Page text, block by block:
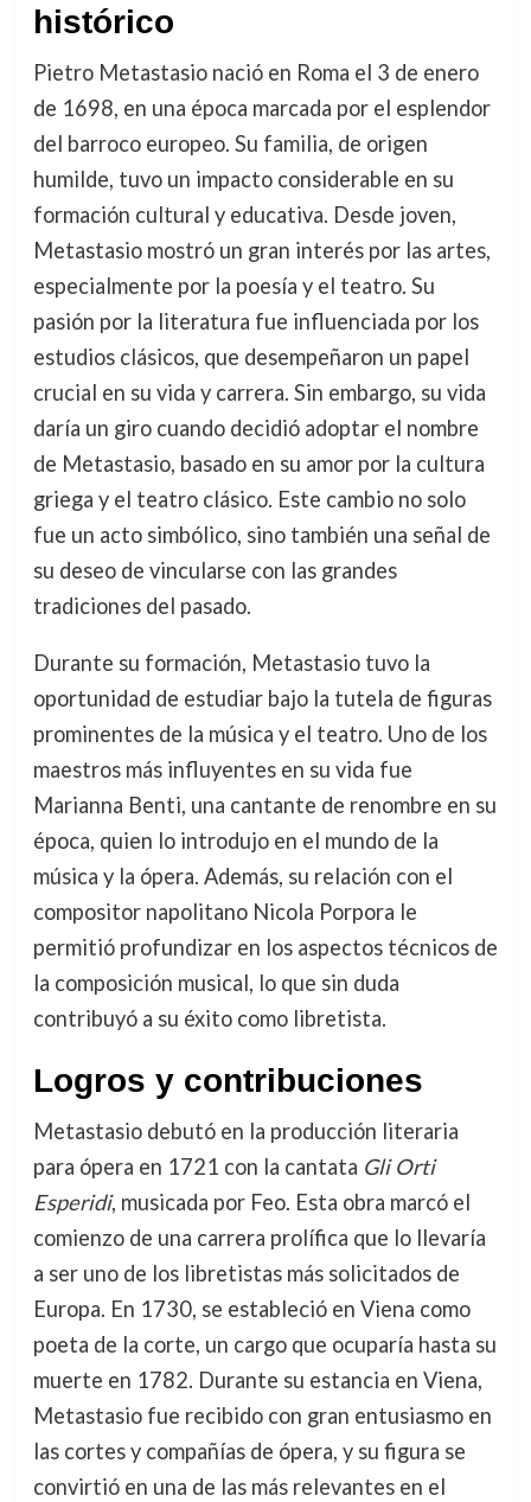
histórico
Pietro Metastasio nació en Roma el 3 de enero
de 1698, en una época marcada por el esplendor
del barroco europeo. Su familia, de origen
humilde, tuvo un impacto considerable en su
formación cultural y educativa. Desde joven,
Metastasio mostró un gran interés por las artes,
especialmente por la poesía y el teatro. Su
pasión por la literatura fue influenciada por los
estudios clásicos, que desempeñaron un papel
crucial en su vida y carrera. Sin embargo, su vida
daría un giro cuando decidió adoptar el nombre
de Metastasio, basado en su amor por la cultura
griega y el teatro clásico. Este cambio no solo
fue un acto simbólico, sino también una señal de
su deseo de vincularse con las grandes
tradiciones del pasado.
Durante su formación, Metastasio tuvo la
oportunidad de estudiar bajo la tutela de figuras
prominentes de la música y el teatro. Uno de los
maestros más influyentes en su vida fue
Marianna Benti, una cantante de renombre en su
época, quien lo introdujo en el mundo de la
música y la ópera. Además, su relación con el
compositor napolitano Nicola Porpora le
permitió profundizar en los aspectos técnicos de
la composición musical, lo que sin duda
contribuyó a su éxito como libretista.
Logros y contribuciones
Metastasio debutó en la producción literaria
para ópera en 1721 con la cantata Gli Orti
Esperidi, musicada por Feo. Esta obra marcó el
comienzo de una carrera prolífica que lo llevaría
a ser uno de los libretistas más solicitados de
Europa. En 1730, se estableció en Viena como
poeta de la corte, un cargo que ocuparía hasta su
muerte en 1782. Durante su estancia en Viena,
Metastasio fue recibido con gran entusiasmo en
las cortes y compañías de ópera, y su figura se
convirtió en una de las más relevantes en el